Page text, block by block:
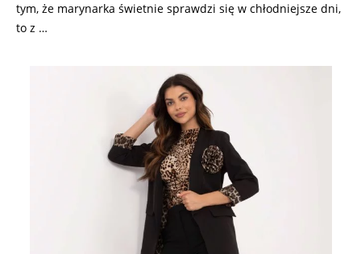
tym, że marynarka świetnie sprawdzi się w chłodniejsze dni,
to z …